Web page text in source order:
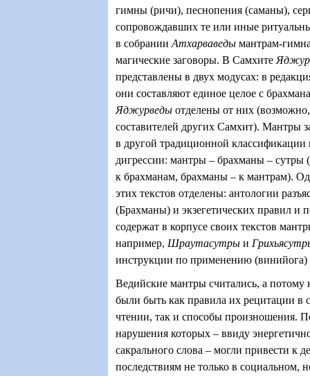
гимны (ричи), песнопения (саманы),
сопровождавших те или иные
в собрании Атхарваведы мантрам-
магические заговоры. В Самхите
представлены в двух модусах: в
они составляют единое целое с
Яджурведы отделены от них
составителей других Самхит). Мантры
в другой традиционной классификации
дигрессии: мантры – брахманы – сутры
к брахманам, брахманы – к мантрам).
этих текстов отделены: антологии
(Брахманы) и экзегетических правил и
содержат в корпусе своих текстов
например, Шраутасутры и
инструкции по применению (винийога)
Ведийские мантры считались, а
были быть как правила их рецитации в
чтении, так и способы произношения.
нарушения которых – ввиду
сакрального слова – могли привести к
последствиям не только в социальном,